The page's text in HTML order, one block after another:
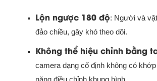
Lộn ngược 180 độ: Người và
đảo chiều, gây khó theo dõi.
Không thể hiệu chỉnh bằng
camera dạng cố định không có
năng điều chỉnh khung hình.